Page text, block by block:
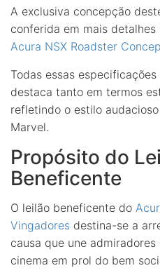
A exclusiva concepção
conferida em mais
Acura NSX Roadster
Todas essas
destaca tanto em termos
refletindo o estilo
Marvel.
Propósito do
Beneficente
O leilão beneficente do
Vingadores destina-se a
causa que une
cinema em prol do bem